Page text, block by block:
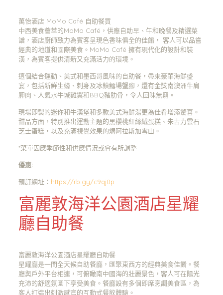
萬怡酒店 MoMo Café 自助餐買
中西美食薈萃的MoMo Café，供應自助早、午和晚餐及精選菜
譜，酒店廚師致力為賓客呈現色香味俱全的佳餚， 客人可以品嘗
經典的地道和國際美食。MoMo Café 擁有現代化的設計和裝
潢，為賓客提供清新又充滿活力的環境。
這個結合運動、美式和墨西哥風味的自助餐，帶來豪華海鮮盛
宴，包括新鮮生蠔、刺身及冰鎮鱈場蟹腳，還有金獎南澳洲牛肩
胛肉、人氣水牛城雞翼和BBQ豬肋骨，令人回味無窮。
現場即製的迷你和牛漢堡和多款美式海鮮湯更為佳肴增添驚喜。
甜品方面，特別推出運動主題的黑櫻桃紅絲絨蛋糕、朱古力雲石
芝士蛋糕，以及充滿視覺效果的焗阿拉斯加雪山。
*菜單因應季節性和供應情況或會有所調整
優惠:
預訂網址： https://rb.gy/c9qj0p
富麗敦海洋公園酒店星耀
廳自助餐
富麗敦海洋公園酒店星耀廳自助餐
星耀廳是一間全天候自助餐廳，匯聚東西方的經典美食佳餚。餐
廳與戶外平台相連，可俯瞰南中國海的壯麗景色，客人可在陽光
充沛的舒適氛圍下享受美食。餐廳設有多個即席烹調美食區，為
客人打造出刺激感官的互動式餐飲體驗。